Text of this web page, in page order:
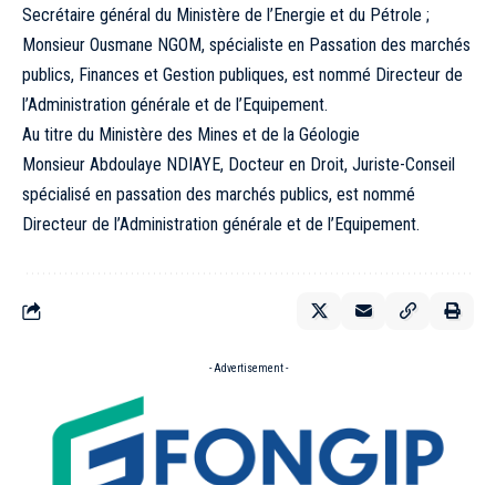
Secrétaire général du Ministère de l’Energie et du Pétrole ;
Monsieur Ousmane NGOM, spécialiste en Passation des marchés
publics, Finances et Gestion publiques, est nommé Directeur de
l’Administration générale et de l’Equipement.
Au titre du Ministère des Mines et de la Géologie
Monsieur Abdoulaye NDIAYE, Docteur en Droit, Juriste-Conseil
spécialisé en passation des marchés publics, est nommé
Directeur de l’Administration générale et de l’Equipement.
- Advertisement -